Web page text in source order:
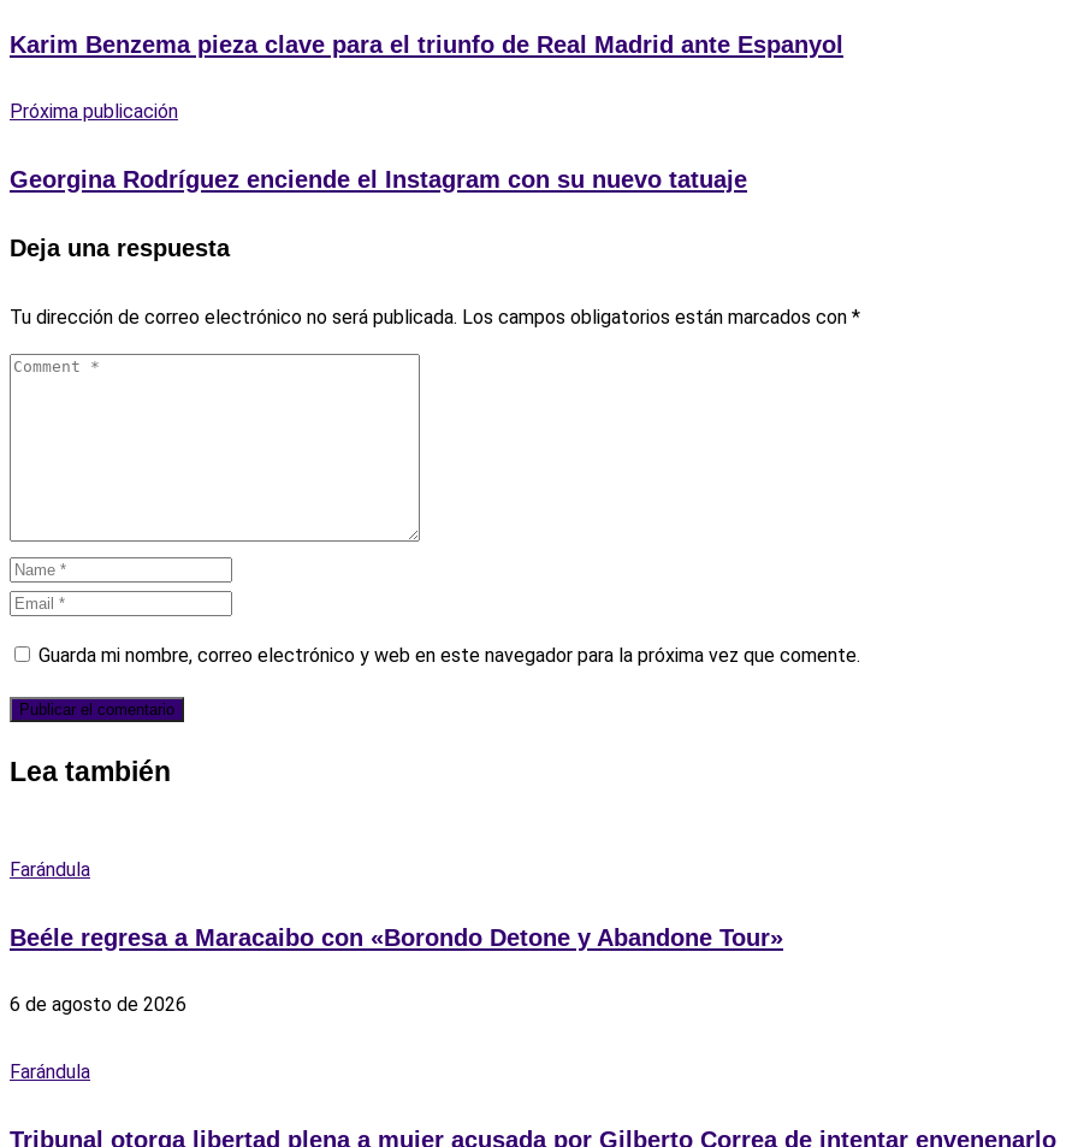
Karim Benzema pieza clave para el triunfo de Real Madrid ante Espanyol
Próxima publicación
Georgina Rodríguez enciende el Instagram con su nuevo tatuaje
Deja una respuesta
Tu dirección de correo electrónico no será publicada. Los campos obligatorios están marcados con *
Guarda mi nombre, correo electrónico y web en este navegador para la próxima vez que comente.
Lea también
Farándula
Beéle regresa a Maracaibo con «Borondo Detone y Abandone Tour»
6 de agosto de 2026
Farándula
Tribunal otorga libertad plena a mujer acusada por Gilberto Correa de intentar envenenarlo